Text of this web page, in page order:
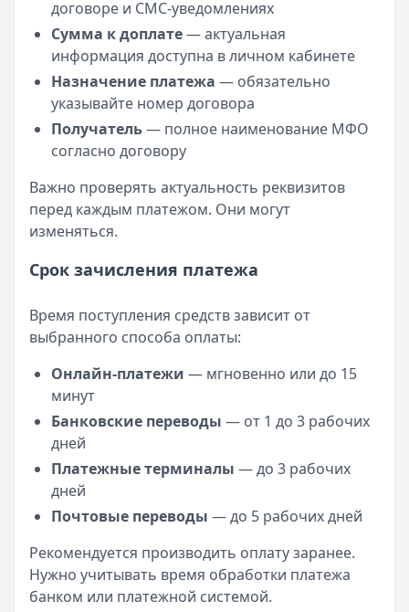
договоре и СМС-уведомлениях
Сумма к доплате— актуальная
информация доступна в личном кабинете
Назначение платежа — обязательно
указывайте номер договора
Получатель— полное наименование МФО
согласно договору
Важно проверять актуальность реквизитов
перед каждым платежом. Они могут
изменяться.
Срок зачисления платежа
Время поступления средств зависит от
выбранного способа оплаты:
Онлайн-платежи — мгновенно или до 15
минут
Банковские переводы — от 1 до 3 рабочих
дней
Платежные терминалы — до 3 рабочих
дней
Почтовые переводы — до 5 рабочих дней
Рекомендуется производить оплату заранее.
Нужно учитывать время обработки платежа
банком или платежной системой.